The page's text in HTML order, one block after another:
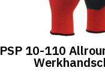
PSP 10-110